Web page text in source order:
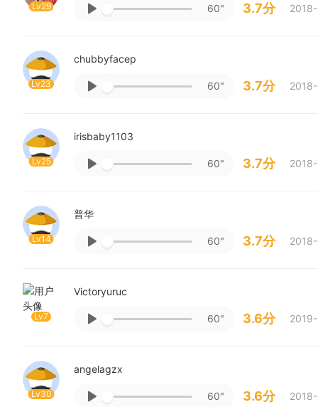
Lv29 60" 3.7分
Lv23
chubbyfacep
60" 3.7分
Lv25
irisbaby1103
60" 3.7分
Lv14
普华
60" 3.7分
Lv7
Victoryuruc
60" 3.6分
Lv30
angelagzx
60" 3.6分